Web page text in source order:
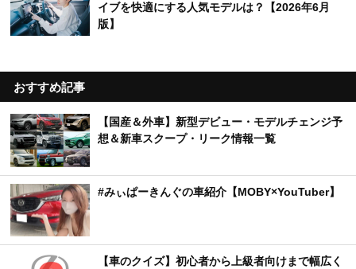
イブを快適にする人気モデルは？【2026年6月
版】
おすすめ記事
【国産＆外車】新型デビュー・モデルチェンジ予
想＆新車スクープ・リーク情報一覧
#みぃぱーきんぐの車紹介【MOBY×YouTuber】
【車のクイズ】初心者から上級者向けまで幅広く